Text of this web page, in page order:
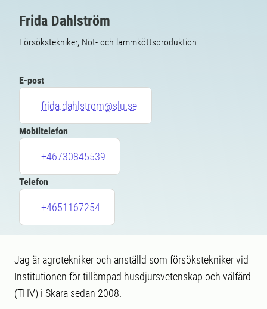
Frida Dahlström
Försökstekniker, Nöt- och lammköttsproduktion
E-post
frida.dahlstrom@slu.se
Mobiltelefon
+46730845539
Telefon
+4651167254
Jag är agrotekniker och anställd som försökstekniker vid
Institutionen för tillämpad husdjursvetenskap och välfärd
(THV) i Skara sedan 2008.